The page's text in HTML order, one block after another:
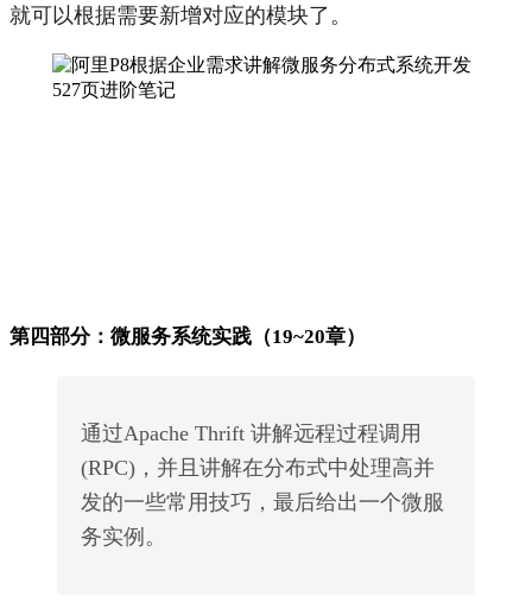
就可以根据需要新增对应的模块了。
第四部分：微服务系统实践（19~20章）
通过Apache Thrift 讲解远程过程调用
(RPC)，并且讲解在分布式中处理高并
发的一些常用技巧，最后给出一个微服
务实例。